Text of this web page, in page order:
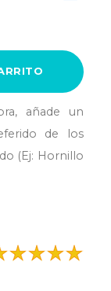
añade un
de los
(Ej: Hornillo